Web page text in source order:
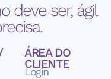
deve ser, ágil
ÁREA DO
CLIENTE
Login